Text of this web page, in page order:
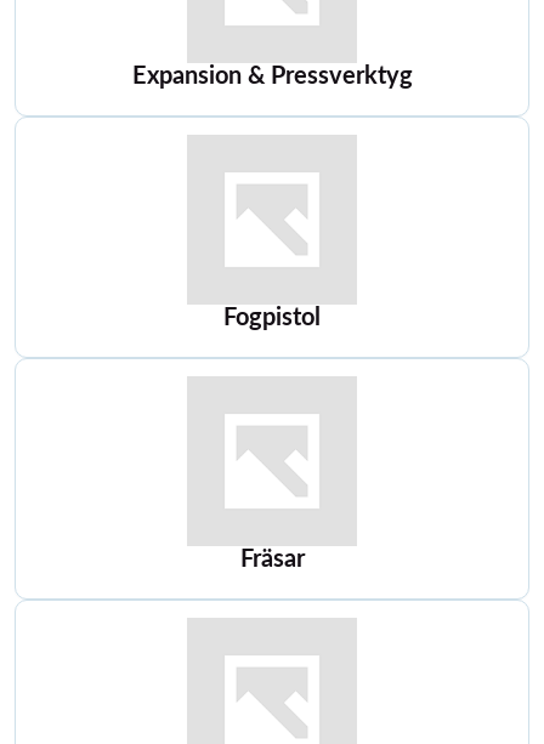
Expansion & Pressverktyg
Fogpistol
Fräsar